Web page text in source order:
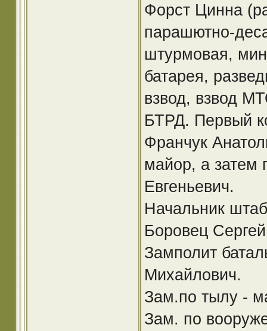
Форст Цинна
парашютно-
штурмовая,
батарея,
взвод, взвод
БТРД. Первый
Франчук
майор, а затем
Евгеньевич.
Начальник
Боровец
Замполит
Михайлович.
Зам.по тылу -
Зам. по